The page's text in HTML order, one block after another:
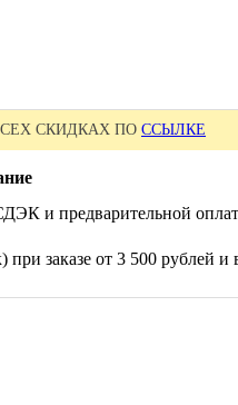
СКИДКАХ ПО ССЫЛКЕ
и предварительной
заказе от 3 500 рублей и